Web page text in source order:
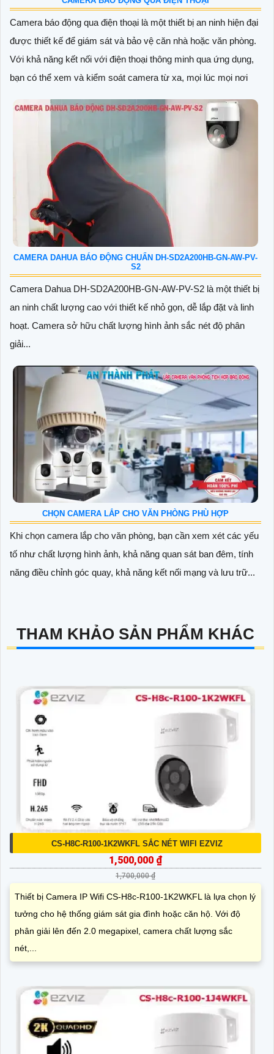
Camera báo động qua điện thoại là một thiết bị an ninh hiện đại
được thiết kế để giám sát và bảo vệ căn nhà hoặc văn phòng.
Với khả năng kết nối với điện thoại thông minh qua ứng dụng,
bạn có thể xem và kiểm soát camera từ xa, mọi lúc mọi nơi
CAMERA DAHUA BÁO ĐỘNG CHUẨN DH-SD2A200HB-GN-AW-PV-
S2
Camera Dahua DH-SD2A200HB-GN-AW-PV-S2 là một thiết bị
an ninh chất lượng cao với thiết kế nhỏ gọn, dễ lắp đặt và linh
hoạt. Camera sở hữu chất lượng hình ảnh sắc nét độ phân
giải...
CHỌN CAMERA LẮP CHO VĂN PHÒNG PHÙ HỢP
Khi chọn camera lắp cho văn phòng, bạn cần xem xét các yếu
tố như chất lượng hình ảnh, khả năng quan sát ban đêm, tính
năng điều chỉnh góc quay, khả năng kết nối mạng và lưu trữ...
THAM KHẢO SẢN PHẨM KHÁC
CS-H8C-R100-1K2WKFL SẮC NÉT WIFI EZVIZ
1,500,000 ₫
1,700,000 ₫
Thiết bị Camera IP Wifi CS-H8c-R100-1K2WKFL là lựa chọn lý
tưởng cho hệ thống giám sát gia đình hoặc căn hộ. Với độ
phân giải lên đến 2.0 megapixel, camera chất lượng sắc
nét,...